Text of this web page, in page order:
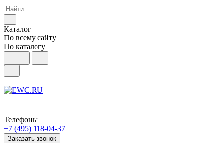
Каталог
По всему сайту
По каталогу
Телефоны
+7 (495) 118-04-37
Заказать звонок